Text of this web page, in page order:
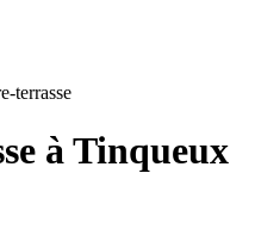
terrasse
à Tinqueux